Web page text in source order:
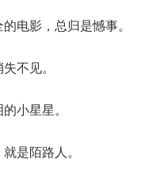
电影，总归是憾事。
不见。
小星星。
是陌路人。